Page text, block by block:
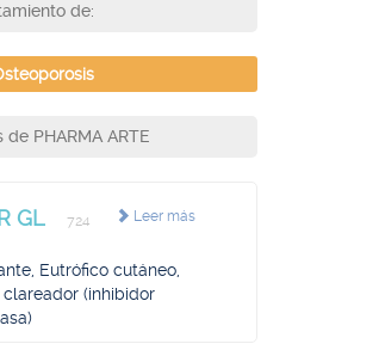
de:
PHARMA ARTE
Leer más
GL
724
Eutrófico cutáneo,
(inhibidor